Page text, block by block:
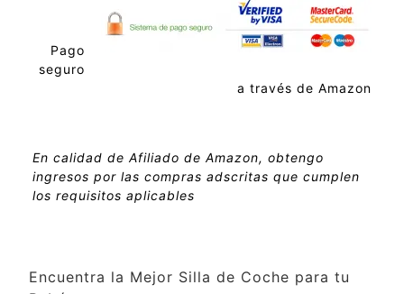
Pago
seguro
a través de Amazon
En calidad de Afiliado de Amazon, obtengo
ingresos por las compras adscritas que cumplen
los requisitos aplicables
Encuentra la Mejor Silla de Coche para tu